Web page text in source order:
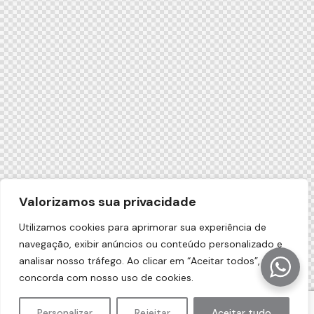
Valorizamos sua privacidade
Utilizamos cookies para aprimorar sua experiência de
navegação, exibir anúncios ou conteúdo personalizado e
analisar nosso tráfego. Ao clicar em “Aceitar todos”, você
concorda com nosso uso de cookies.